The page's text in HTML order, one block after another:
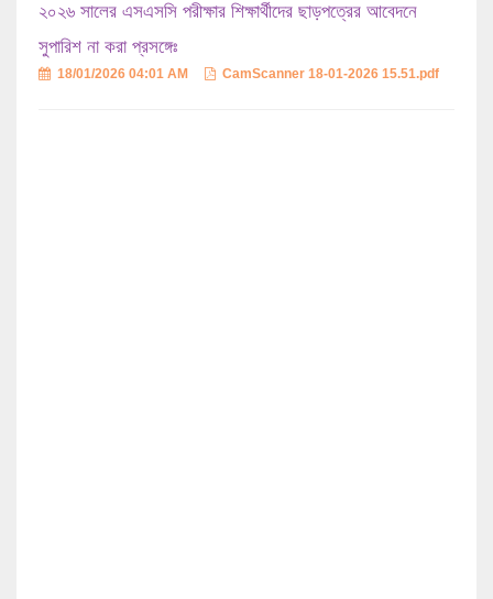
২০২৬ সালের এসএসসি পরীক্ষার শিক্ষার্থীদের ছাড়পত্রের আবেদনে
সুপারিশ না করা প্রসঙ্গেঃ
18/01/2026 04:01 AM CamScanner 18-01-2026 15.51.pdf